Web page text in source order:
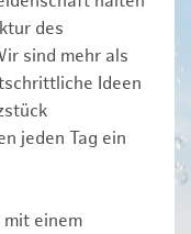
des
sind mehr als
Ideen
jeden Tag ein
einem